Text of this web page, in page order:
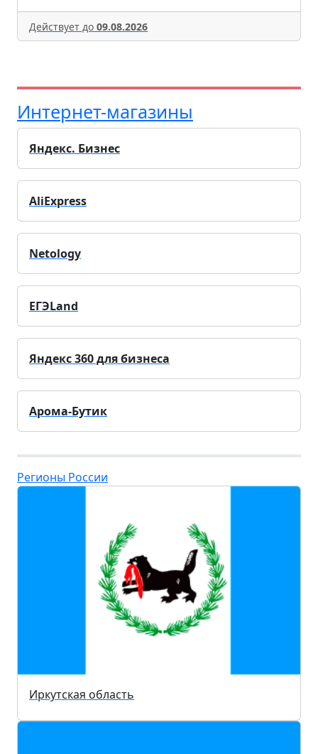
Действует до 09.08.2026
Интернет-магазины
Яндекс. Бизнес
AliExpress
Netology
ЕГЭLand
Яндекс 360 для бизнеса
Арома-Бутик
Регионы России
Иркутская область